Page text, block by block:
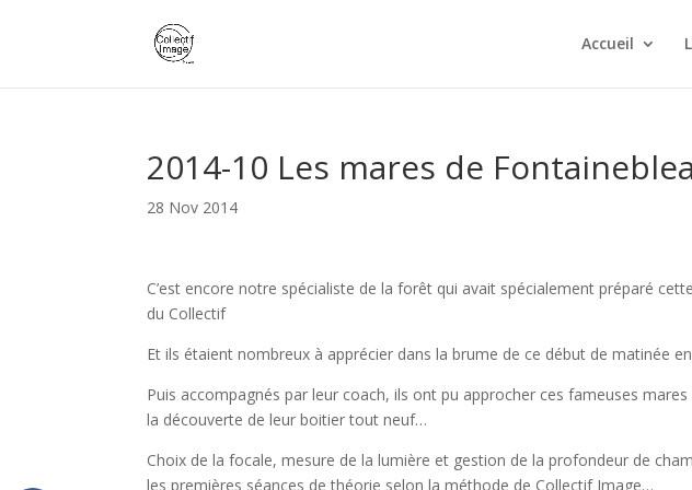
Accueil
2014-10 Les mares de
28 Nov 2014
C’est encore notre spécialiste de la forêt qui avait spécialement préparé
du Collectif
Et ils étaient nombreux à apprécier dans la brume de ce début de matinée
Puis accompagnés par leur coach, ils ont pu approcher ces fameuses
la découverte de leur boitier tout neuf…
Choix de la focale, mesure de la lumière et gestion de la profondeur de
les premières séances de théorie selon la méthode de Collectif Image…